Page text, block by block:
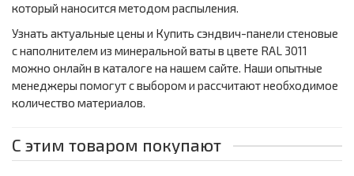
который наносится методом распыления.
Узнать актуальные цены и Купить сэндвич-панели стеновые
с наполнителем из минеральной ваты в цвете RAL 3011
можно онлайн в каталоге на нашем сайте. Наши опытные
менеджеры помогут с выбором и рассчитают необходимое
количество материалов.
С этим товаром покупают